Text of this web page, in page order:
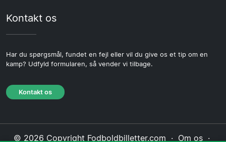
Kontakt os
Har du spørgsmål, fundet en fejl eller vil du give os et tip om en
kamp? Udfyld formularen, så vender vi tilbage.
Kontakt os
© 2026 Copyright Fodboldbilletter.com · Om os ·